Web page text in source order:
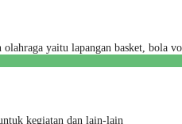
yaitu lapangan basket, bola
kegiatan dan lain-lain